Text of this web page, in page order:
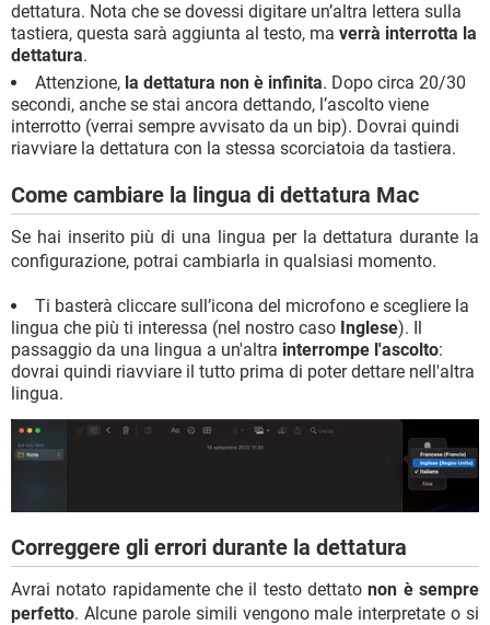
dettatura. Nota che se dovessi digitare un’altra lettera sulla
tastiera, questa sarà aggiunta al testo, ma verrà interrotta la
dettatura.
Attenzione, la dettatura non è infinita. Dopo circa 20/30
secondi, anche se stai ancora dettando, l’ascolto viene
interrotto (verrai sempre avvisato da un bip). Dovrai quindi
riavviare la dettatura con la stessa scorciatoia da tastiera.
Come cambiare la lingua di dettatura Mac
Se hai inserito più di una lingua per la dettatura durante la
configurazione, potrai cambiarla in qualsiasi momento.
Ti basterà cliccare sull’icona del microfono e scegliere la
lingua che più ti interessa (nel nostro caso Inglese). Il
passaggio da una lingua a un'altra interrompe l'ascolto:
dovrai quindi riavviare il tutto prima di poter dettare nell'altra
lingua.
Correggere gli errori durante la dettatura
Avrai notato rapidamente che il testo dettatonon è sempre
perfetto. Alcune parole simili vengono male interpretate o si